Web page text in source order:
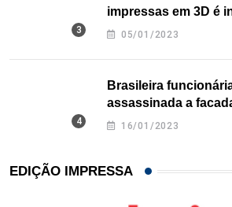
impressas em 3D é
Texas
05/01/2023
Brasileira
assassinada a
16/01/2023
EDIÇÃO IMPRESSA